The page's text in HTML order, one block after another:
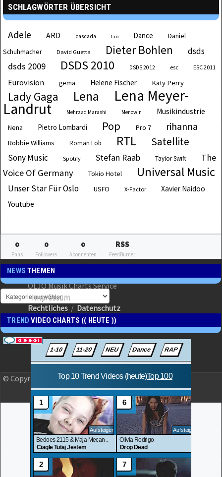
SCHLAGWÖRTER ÜBERSICHT
Adele ARD cascada Cro Dance
Daniel
Schuhmacher
David Guetta Dieter Bohlen dsds
dsds 2009 DSDS 2010 DSDS 2012 esc ESC 2011
Eurovision gema Helene Fischer Katy Perry
Lady Gaga Lena Lena Meyer-
Landrut Mehrzad Marashi Menowin Musikindustrie
Nena Pietro Lombardi Pop Pro 7 rihanna
Robbie Williams Roman Lob RTL Satellite
Sony Music Spotify Stefan Raab Taylor Swift
The
Voice Of Germany
Tokio Hotel Universal Music
Unser Star Für Oslo USFO X-Factor
Xavier Naidoo
Youtube
0
Fans
0
Followers
0
Abonnenten
RSS
FeedBurner
NEWSTHEMEN
TRENDVIDEO CHARTS (( HEUTE ))
OLJO Musik Charts Service
Impressum
Rechtliches / Datenschutz
© Copyright 2023 OLJO